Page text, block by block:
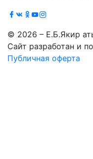
© 2026 – Е.Б.Якир
Сайт разработан и
Публичная оферта